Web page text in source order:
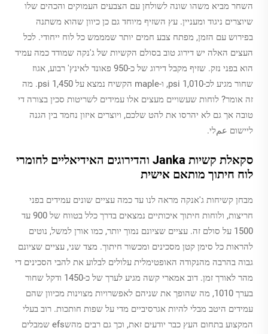
השחר מביא משהו שונה לשולחן עם הצבעים העמוקים והכהים שלו
שיוצרים ניגוד ומעניין. עץ השזיף מיוחד גם כן כיוון שהוא משתנה
בפירוש עם הזמן, מפתח צבע חמים יותר שמממש כל לוח ייחודי. לכל
העצים האלה יש דירוג טוב בסולם הקשיות של ג'נקה שמודד כמה עמיד
הוא בפני נזק. שזיף מקבל דירוג של כ-950 פאונד לאינץ' רבוע, אגוז
שחור מגיע לכ-1,010 psi, ו-maple הקשיח נמצא על 1,450 psi. מה
זה אומר? לוחות שעשויים מעצים אלו עמידים לשריטות סכין בצורה די
טובה אך גם לא יהרסו את להט שלכם, ויוצרים איזון נחמד בין הגנה
ליישום عمלי.
סקאלת קשיות Janka והדירוגים האידיאליים לחומרי
לוח חיתוך מותאם אישית
מבחן קשיחות ג'אנקה מראה לנו עד כמה עציים שונים עמידים בפני
חריצות, ולוחות חיתוך איכותיים נמצאים בדרך כלל בטווח של 900 עד
1500 על סולם זה. עציים שציונם נמוך יותר, כמו אורן למשל, נוטים
להראות כל סימן קטן מסכינים ומכשור חיתוך. מצד שני, עציים שציונם
גבוה בהרבה מהנקודה האופטימלית עלולים לבלוע את להבי הסכינים די
מהר לאורך זמן. דוב אמארי קשה מגיע לערך של כ-1450 ודקל שחור
בערך 1010, מה שהופך את שניהם לאפשרויות מצוינות מכיוון שהם
עמידים היטב מבלי להיות אגרסיביים מדי על שפות חותכות. רוב בעלי
המקצוע בתחום העץ כבר יודעים זאת, וכך גם רבים מהשefs שמבלים